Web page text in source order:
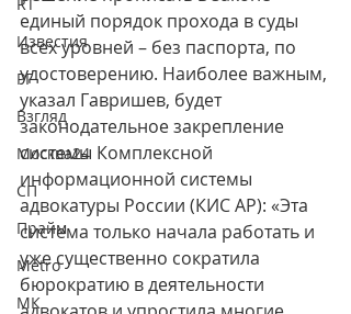
Известия
РГ
Взгляд
Москва24
СП
Прайм
Metro
МК
единый порядок прохода в суды
всех уровней – без паспорта, по
удостоверению. Наиболее важным,
указал Гавришев, будет
законодательное закрепление
системы Комплексной
информационной системы
адвокатуры России (КИС АР): «Эта
система только начала работать и
уже существенно сократила
бюрократию в деятельности